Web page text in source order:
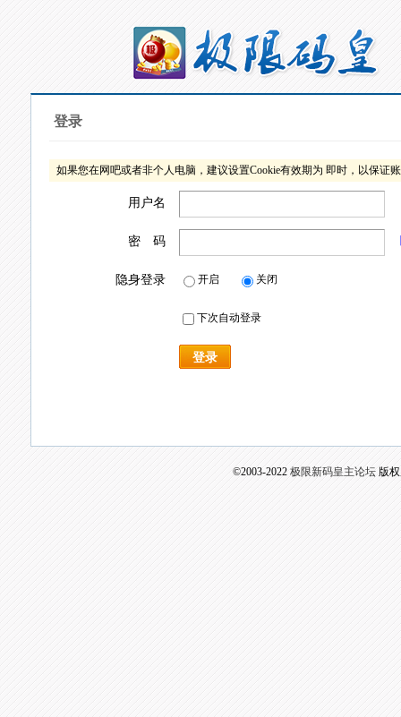
登录
如果您在网吧或者非个人电脑，建议设置Cookie有效期为 即时，以保证
用户名
密 码
隐身登录 开启 关闭
下次自动登录
登录
©2003-2022 极限新码皇主论坛版权